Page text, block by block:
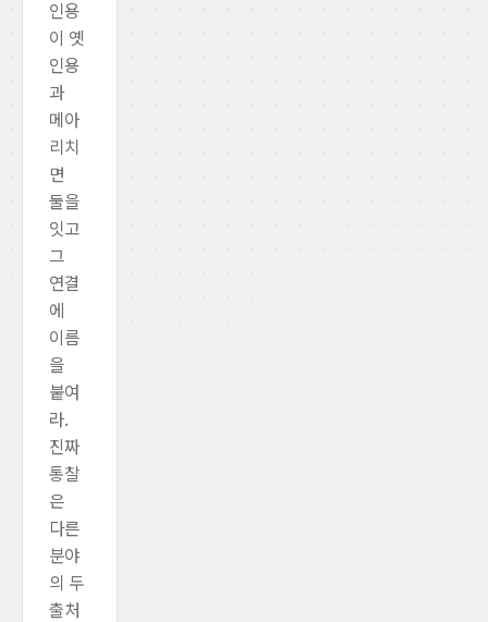
인용
이 옛
인용
과
메아
리치
면
둘을
잇고
그
연결
에
이름
을
붙여
라.
진짜
통찰
은
다른
분야
의 두
출처